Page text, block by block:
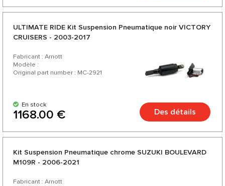
ULTIMATE RIDE Kit Suspension Pneumatique noir VICTORY
CRUISERS - 2003-2017
Fabricant : Arnott
Modèle :
Original part number : MC-2921
En stock
1168.00 € Des détails
Kit Suspension Pneumatique chrome SUZUKI BOULEVARD
M109R - 2006-2021
Fabricant : Arnott